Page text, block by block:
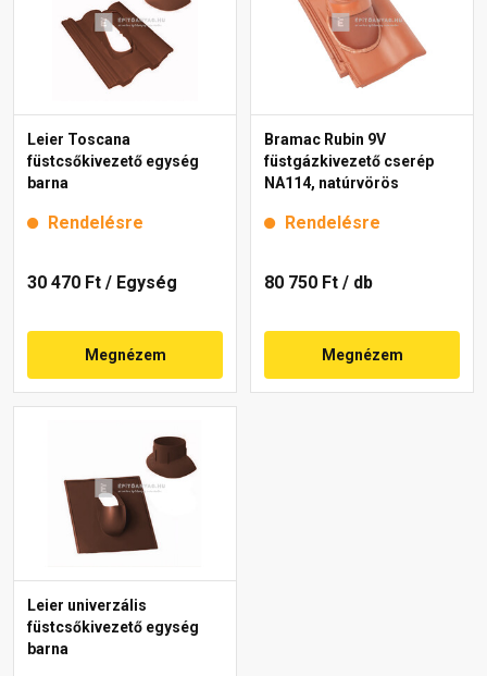
Leier Toscana
füstcsőkivezető egység
barna
Rendelésre
30 470 Ft / Egység
Megnézem
Bramac Rubin 9V
füstgázkivezető cserép
NA114, natúrvörös
Rendelésre
80 750 Ft / db
Megnézem
Leier univerzális
füstcsőkivezető egység
barna